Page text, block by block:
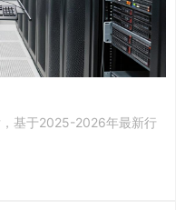
基于2025-2026年最新行